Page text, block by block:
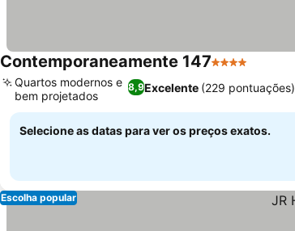
Contemporaneamente 1474 Estrelas
8,9Excelente (229 pontuações)
Quartos modernos e
bem projetados
Selecione as datas para ver os preços exatos.
Escolha popular